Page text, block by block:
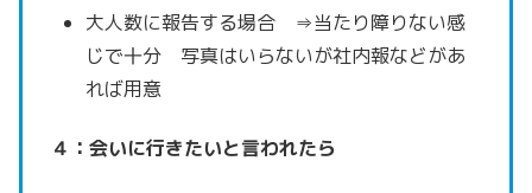
大人数に報告する場合 ⇒当たり障りない感
じで十分 写真はいらないが社内報などがあ
れば用意
４：会いに行きたいと言われたら